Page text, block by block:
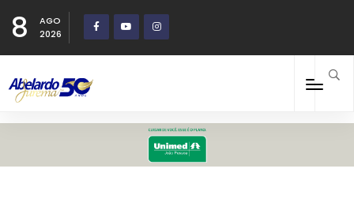
8
AGO
2026